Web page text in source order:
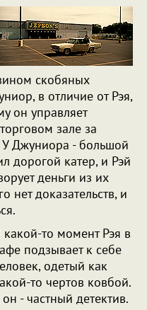
скобяных
в отличие от Рэя,
он управляет
зале за
У Джуниора - большой
дорогой катер, и Рэй
деньги из их
нет доказательств, и
какой-то момент Рэя в
подзывает к себе
одетый как
то чертов ковбой.
- частный детектив.